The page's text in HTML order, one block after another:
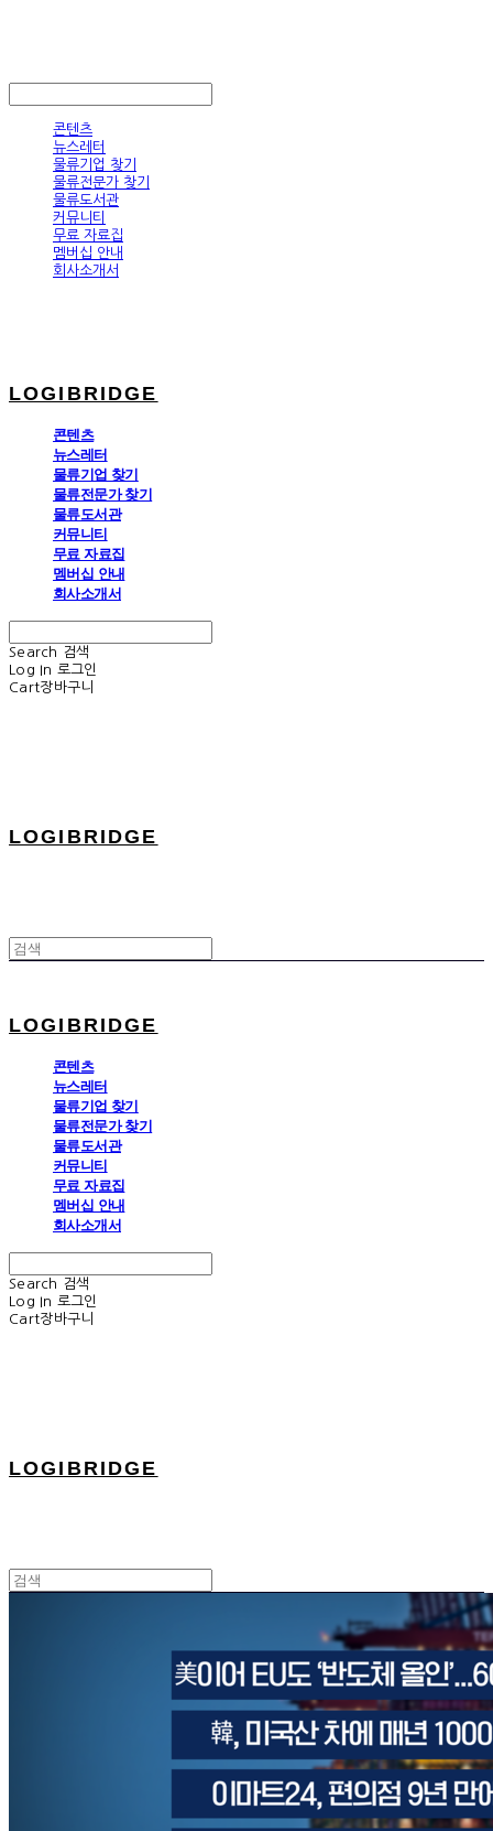
콘텐츠
뉴스레터
물류기업 찾기
물류전문가 찾기
물류도서관
커뮤니티
무료 자료집
멤버십 안내
회사소개서
LOGIBRIDGE
콘텐츠
뉴스레터
물류기업 찾기
물류전문가 찾기
물류도서관
커뮤니티
무료 자료집
멤버십 안내
회사소개서
Search
검색
Log In 로그인
Cart장바구니
LOGIBRIDGE
LOGIBRIDGE
콘텐츠
뉴스레터
물류기업 찾기
물류전문가 찾기
물류도서관
커뮤니티
무료 자료집
멤버십 안내
회사소개서
Search
검색
Log In 로그인
Cart장바구니
LOGIBRIDGE